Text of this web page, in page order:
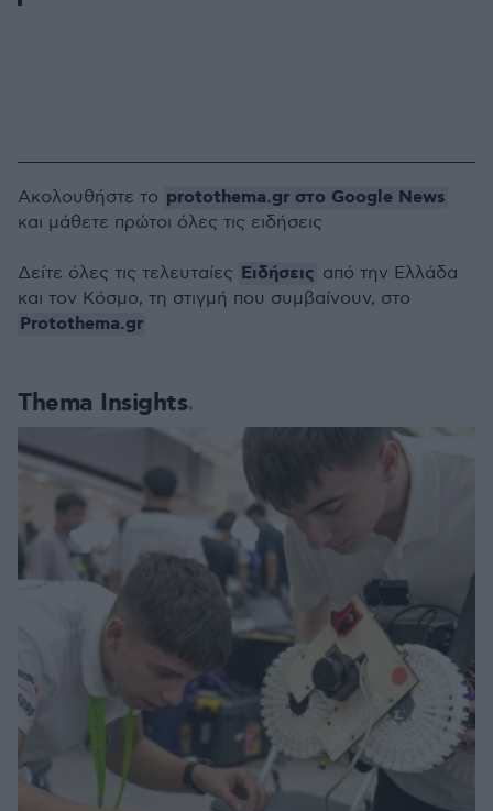
Thema Insights
Ακολουθήστε το protothema.gr στο Google News
και μάθετε πρώτοι όλες τις ειδήσεις
Δείτε όλες τις τελευταίες Ειδήσεις από την Ελλάδα
και τον Κόσμο, τη στιγμή που συμβαίνουν, στο
Protothema.gr